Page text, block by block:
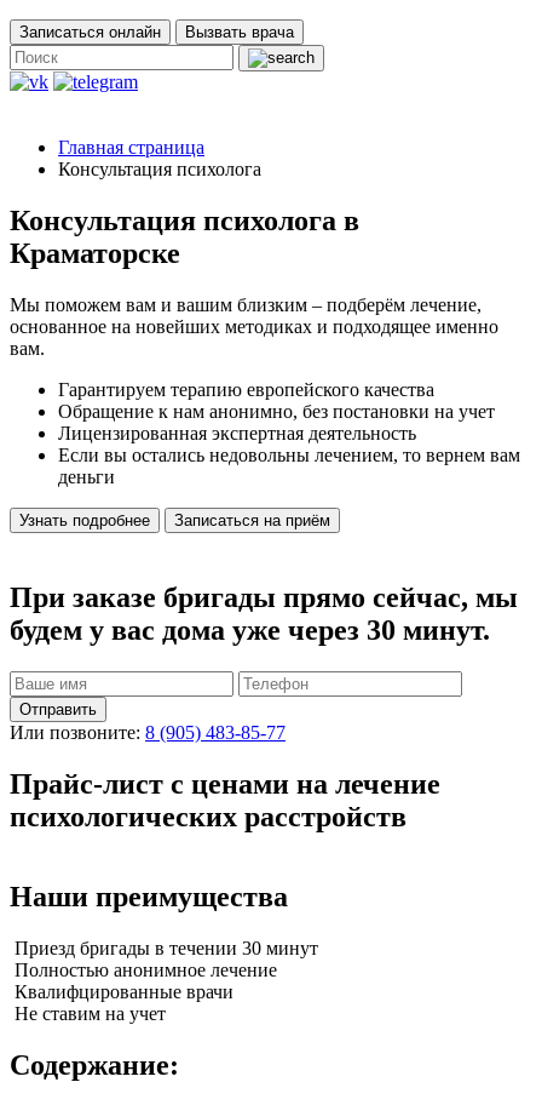
Записаться онлайн Вызвать врача
Главная страница
Консультация психолога
Консультация психолога в
Краматорске
Мы поможем вам и вашим близким – подберём лечение,
основанное на новейших методиках и подходящее именно
вам.
Гарантируем терапию европейского качества
Обращение к нам анонимно, без постановки на учет
Лицензированная экспертная деятельность
Если вы остались недовольны лечением, то вернем вам
деньги
Узнать подробнее Записаться на приём
При заказе бригады прямо сейчас, мы
будем у вас дома уже через 30 минут.
Отправить
Или позвоните: 8 (905) 483-85-77
Прайс-лист с ценами на лечение
психологических расстройств
Наши преимущества
Приезд бригады в течении 30 минут
Полностью анонимное лечение
Квалифцированные врачи
Не ставим на учет
Содержание: